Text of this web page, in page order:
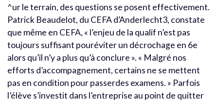
^ur le terrain, des questions se posent effectivement.
Patrick Beaudelot, du CEFA d’Anderlecht3, constate
que même en CEFA, « l’enjeu de la qualif n’est pas
toujours suffisant pouréviter un décrochage en 6e
alors qu’il n’y a plus qu’à conclure ». « Malgré nos
efforts d’accompagnement, certains ne se mettent
pas en condition pour passerdes examens. » Parfois
l’élève s’investit dans l’entreprise au point de quitter